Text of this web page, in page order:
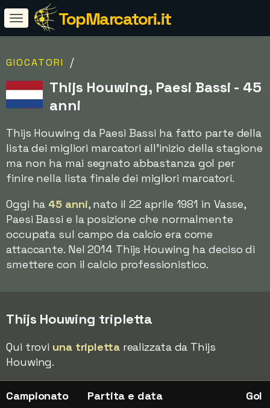
TopMarcatori.it
GIOCATORI /
Thijs Houwing, Paesi Bassi - 45
anni
Thijs Houwing da Paesi Bassi ha fatto parte della
lista dei migliori marcatori all'inizio della stagione
ma non ha mai segnato abbastanza gol per
finire nella lista finale dei migliori marcatori.
Oggi ha 45 anni, nato il 22 aprile 1981 in Vasse,
Paesi Bassi e la posizione che normalmente
occupata sul campo da calcio era come
attaccante. Nel 2014 Thijs Houwing ha deciso di
smettere con il calcio professionistico.
Thijs Houwing tripletta
Qui trovi una triplettarealizzata da Thijs
Houwing.
Campionato Partita e data Gol